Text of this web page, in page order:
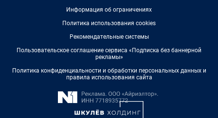
Информация об ограничениях
Политика использования cookies
Рекомендательные системы
Пользовательское соглашение сервиса «Подписка без баннерной
рекламы»
Политика конфиденциальности и обработки персональных данных и
правила использования сайта